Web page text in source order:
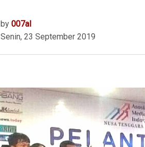
by 007al
Senin, 23 September 2019